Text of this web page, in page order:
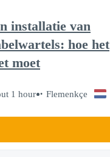
installatie van
hoe het
moet
1 hour Flemenkçe